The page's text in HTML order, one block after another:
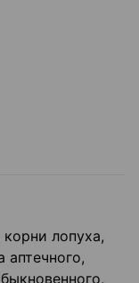
лопуха,
аптечного,